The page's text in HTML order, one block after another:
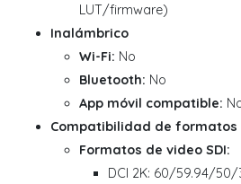
LUT/firmware)
Inalámbrico
Wi-Fi: No
Bluetooth: No
App móvil compatible:
Compatibilidad de formatos
Formatos de video SDI:
DCI 2K: 60/59.94/